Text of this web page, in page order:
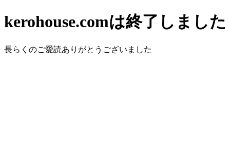
kerohouse.comは終了しました
長らくのご愛読ありがとうございました